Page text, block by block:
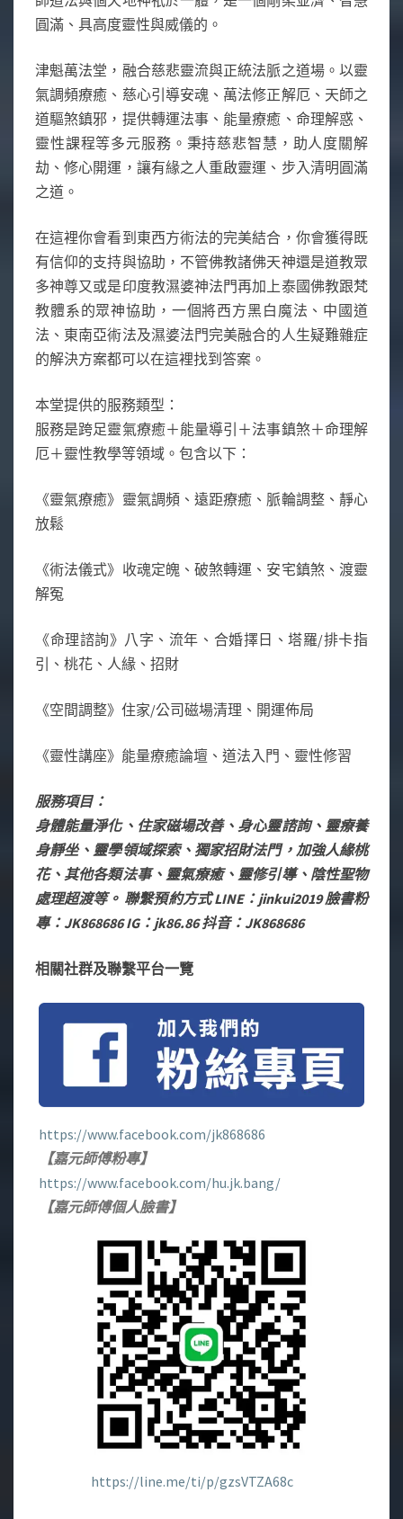
圓滿、具高度靈性與威儀的。
津魁萬法堂，融合慈悲靈流與正統法脈之道場。以靈
氣調頻療癒、慈心引導安魂、萬法修正解厄、天師之
道驅煞鎮邪，提供轉運法事、能量療癒、命理解惑、
靈性課程等多元服務。秉持慈悲智慧，助人度關解
劫、修心開運，讓有緣之人重啟靈運、步入清明圓滿
之道。
在這裡你會看到東西方術法的完美結合，你會獲得既
有信仰的支持與協助，不管佛教諸佛天神還是道教眾
多神尊又或是印度教濕婆神法門再加上泰國佛教跟梵
教體系的眾神協助，一個將西方黑白魔法、中國道
法、東南亞術法及濕婆法門完美融合的人生疑難雜症
的解決方案都可以在這裡找到答案。
本堂提供的服務類型：
服務是跨足靈氣療癒＋能量導引＋法事鎮煞＋命理解
厄＋靈性教學等領域。包含以下：
《靈氣療癒》靈氣調頻、遠距療癒、脈輪調整、靜心
放鬆
《術法儀式》收魂定魄、破煞轉運、安宅鎮煞、渡靈
解冤
《命理諮詢》八字、流年、合婚擇日、塔羅/排卡指
引、桃花、人緣、招財
《空間調整》住家/公司磁場清理、開運佈局
《靈性講座》能量療癒論壇、道法入門、靈性修習
服務項目：
身體能量淨化、住家磁場改善、身心靈諮詢、靈療養
身靜坐、靈學領域探索、獨家招財法門，加強人緣桃
花、其他各類法事、靈氣療癒、靈修引導、陰性聖物
處理超渡等。 聯繫預約方式 LINE：jinkui2019 臉書粉
專：JK868686 IG：jk86.86 抖音：JK868686
相關社群及聯繫平台一覽
https://www.facebook.com/jk868686
【嘉元師傅粉專】
https://www.facebook.com/hu.jk.bang/
【嘉元師傅個人臉書】
https://line.me/ti/p/gzsVTZA68c